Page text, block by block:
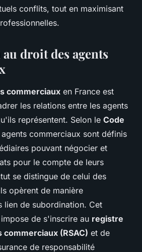
conflits, tout en maximisant
droit des agents
commerciaux en France est
les relations entre les agents
représentent. Selon le Code
agents commerciaux sont définis
pouvant négocier et
pour le compte de leurs
se distingue de celui des
opèrent de manière
lien de subordination. Cet
de s'inscrire au registre
(RSAC) et de
de responsabilité